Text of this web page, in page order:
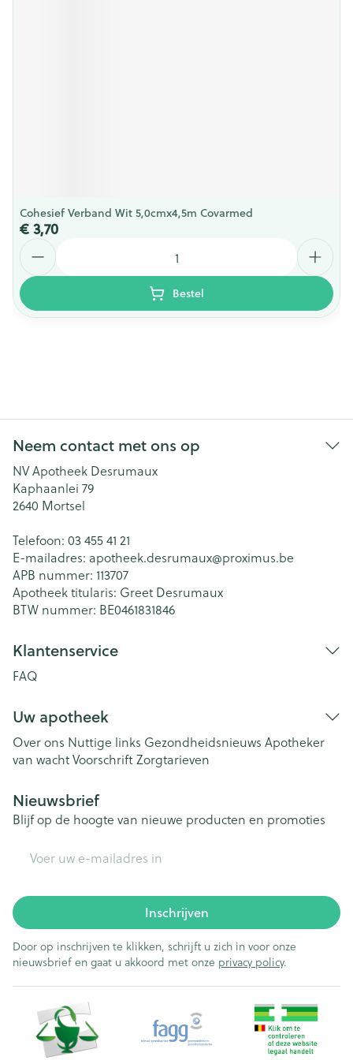
Cohesief Verband Wit 5,0cmx4,5m Covarmed
€ 3,70
Bestel
Neem contact met ons op
NV Apotheek Desrumaux
Kaphaanlei 79
2640 Mortsel
Telefoon: 03 455 41 21
E-mailadres: apotheek.desrumaux@proximus.be
APB nummer: 113707
Apotheek titularis: Greet Desrumaux
BTW nummer: BE0461831846
Klantenservice
FAQ
Uw apotheek
Over ons Nuttige links Gezondheidsnieuws Apotheker
van wachtVoorschriftZorgtarieven
Nieuwsbrief
Blijf op de hoogte van nieuwe producten en promoties
Inschrijven
Door op inschrijven te klikken, schrijft u zich in voor onze
nieuwsbrief en gaat u akkoord met onze privacy policy.